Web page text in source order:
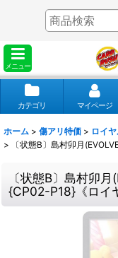
メニュー
カテゴリ マイページ
ホーム > 傷アリ特価 > ロイ
>
〔状態B〕島村卯月
〔状態B〕島村卯月
{CP02-P18}《ロイ